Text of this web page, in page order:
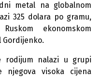
metal na globalnom
325 dolara po gramu,
ekonomskom
Gordijenko.
rodijum nalazi u grupi
visoka cijena